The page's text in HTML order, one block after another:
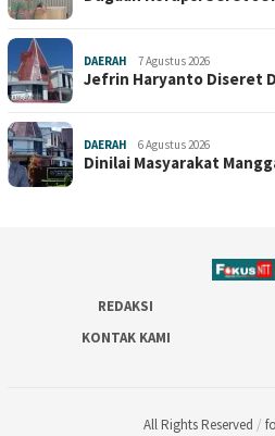
DAERAH 7 Agustus 2026
Jefrin Haryanto Diseret
DAERAH 6 Agustus 2026
Dinilai Masyarakat
REDAKSI
KONTAK KAMI
All Rights Reserved /